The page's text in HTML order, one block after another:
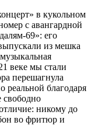
в кукольном
с авангардной
69»: его
из мешка
веке мы стали
перешагнула
реальной благодаря
свободно
никому до
во фритюр и